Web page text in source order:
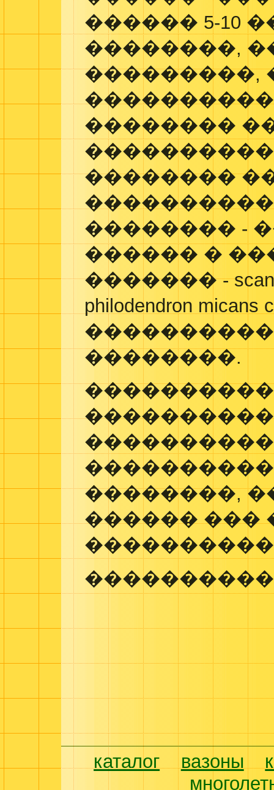
������ 5-10
��������,
���������,
��������
��������
�������� -
������ �
������� -
philodendron
��������.
��������,
������ ���
каталог вазоны